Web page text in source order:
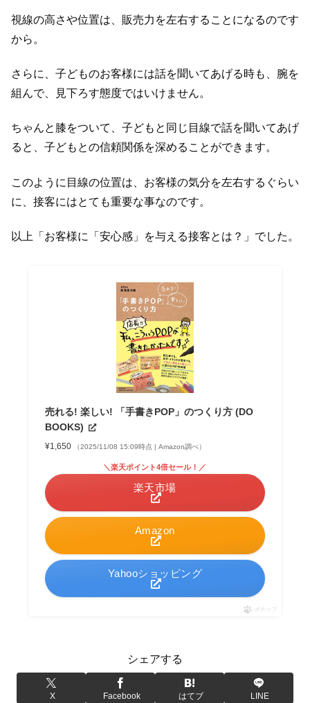
視線の高さや位置は、販売力を左右することになるのです
から。
さらに、子どものお客様には話を聞いてあげる時も、腕を
組んで、見下ろす態度ではいけません。
ちゃんと膝をついて、子どもと同じ目線で話を聞いてあげ
ると、子どもとの信頼関係を深めることができます。
このように目線の位置は、お客様の気分を左右するぐらい
に、接客にはとても重要な事なのです。
以上「お客様に「安心感」を与える接客とは？」でした。
売れる! 楽しい! 「手書きPOP」のつくり方 (DO
BOOKS)
¥1,650 （2025/11/08 15:09時点 | Amazon調べ）
Amazon
＼楽天ポイント4倍セール！／
楽天市場
Yahooショッピング
ポチップ
シェアする
X Facebook はてブ LINE